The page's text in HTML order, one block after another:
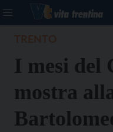
I mesi del
mostra